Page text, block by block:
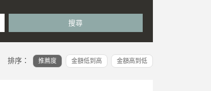
搜尋
排序： 推薦度 金額低到高 金額高到低